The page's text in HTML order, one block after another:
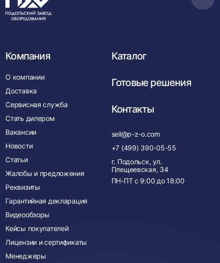
в
Компания
О компании
Доставка
Сервисная служба
Стать дилером
Вакансии
Новости
Статьи
Жалобы и предложения
Реквизиты
Гарантийная декларация
Видеообзоры
Кейсы покупателей
Лицензии и сертификаты
Менеджеры
Каталог
Готовые решения
Контакты
sell@p-z-o.com
+7 (499) 390-05-55
г. Подольск, ул.
Плещеевская, 34
ПН-ПТ с 9:00 до 18:00